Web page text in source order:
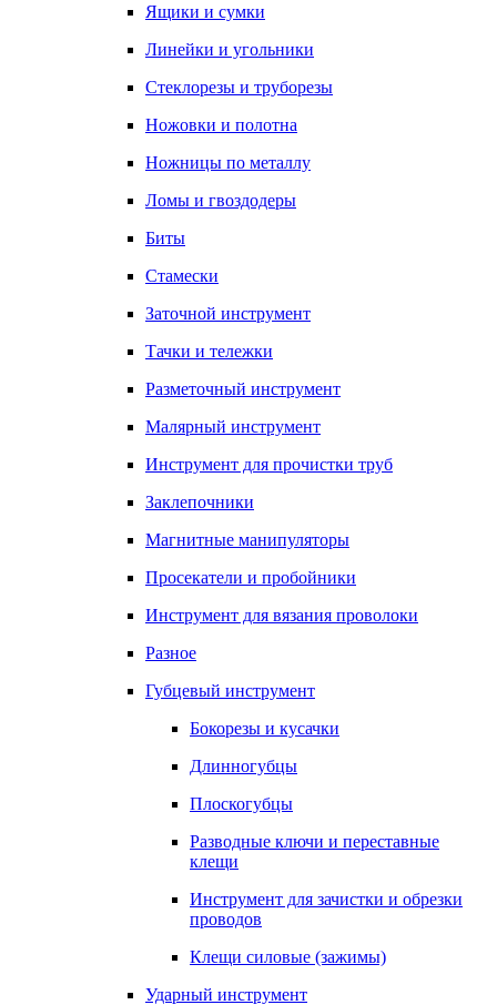
Ящики и сумки
Линейки и угольники
Стеклорезы и труборезы
Ножовки и полотна
Ножницы по металлу
Ломы и гвоздодеры
Биты
Стамески
Заточной инструмент
Тачки и тележки
Разметочный инструмент
Малярный инструмент
Инструмент для прочистки труб
Заклепочники
Магнитные манипуляторы
Просекатели и пробойники
Инструмент для вязания проволоки
Разное
Губцевый инструмент
Бокорезы и кусачки
Длинногубцы
Плоскогубцы
Разводные ключи и переставные
клещи
Инструмент для зачистки и обрезки
проводов
Клещи силовые (зажимы)
Ударный инструмент